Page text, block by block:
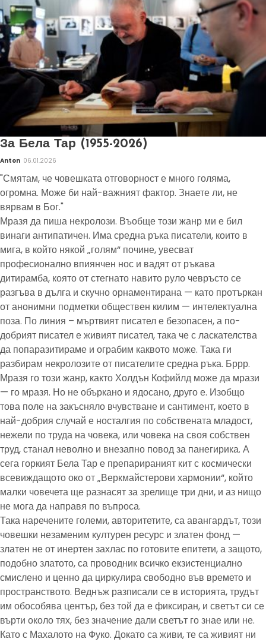
За Бела Тар (1955-2026)
Anton 06.01.2026
"Смятам, че човешката отговорност е много голяма,
огромна. Може би най-важният фактор. Знаете ли, не
вярвам в Бог."
Мразя да пиша некролози. Въобще този жанр ми е бил
винаги антипатичен. Има средна ръка писатели, които в
мига, в който някой „голям“ почине, увесват
професионално впиянчен нос и вадят от ръкава
дитирамба, която от стегнато навито руло чевръсто се
разгъва в дълга и скучно орнаментирана — като протъркан
от анонимни подметки обществен килим — интелектуална
поза. По линия – мъртвият писател е безопасен, а по-
добрият писател е живият писател, така че с ласкателства
да попаразитираме и ограбим каквото може. Така ги
разбирам некролозите от писателите средна ръка. Бррр.
Мразя го този жанр, както Холдън Кофийлд може да мрази
— го мразя. Но не объркано и ядосано, друго е. Изобщо
това поле на закъсняло вчувстване и сантимент, което в
най-добрия случай е носталгия по собствената младост,
нежели по труда на човека, или човека на своя собствен
труд, станал неволно и внезапно повод за панегирика. А
сега горкият Бела Тар е препарираният кит с космически
всевиждащото око от „Веркмайстерови хармонии“, който
малки човечета ще разнасят за зрелище три дни, и аз нищо
не мога да направя по въпроса.
Така наречените големи, авторитетите, са авангардът, този
човешки незаменим културен ресурс и златен фонд —
златен не от инертен захлас по готовите епитети, а защото,
подобно златото, са проводник всичко екзистенциално
смислено и ценно да циркулира свободно във времето и
пространството. Веднъж разписали се в историята, трудът
им обособява център, без той да е фиксиран, и светът си се
върти около тях, без значение дали светът го знае или не.
Като с Махалото на Фуко. Докато са живи, те са живият ни